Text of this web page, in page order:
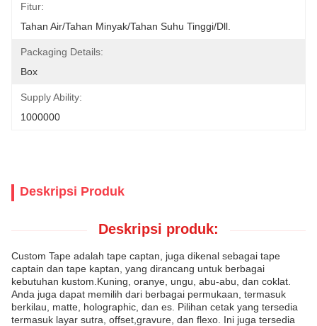
Fitur:
Tahan Air/Tahan Minyak/Tahan Suhu Tinggi/dll.
Packaging Details:
Box
Supply Ability:
1000000
Deskripsi Produk
Deskripsi produk:
Custom Tape adalah tape captan, juga dikenal sebagai tape
captain dan tape kaptan, yang dirancang untuk berbagai
kebutuhan kustom.Kuning, oranye, ungu, abu-abu, dan coklat.
Anda juga dapat memilih dari berbagai permukaan, termasuk
berkilau, matte, holographic, dan es. Pilihan cetak yang tersedia
termasuk layar sutra, offset,gravure, dan flexo. Ini juga tersedia